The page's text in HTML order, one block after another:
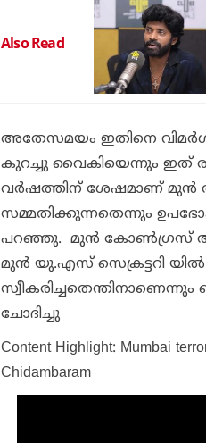
Also Read
അതേസമയം ഇതിനെ
കുറച്ചു വൈകിയെന്നും ഇത്
വർഷത്തിന് ശേഷമാണ് മുൻ
സമ്മതിക്കുന്നതെന്നും
പറഞ്ഞു. മുൻ കോൺഗ്രസ്
മുൻ യു.എസ് സെക്രട്ടറി
ചോദിച്ചു
Content Highlight: Mumbai
Chidambaram